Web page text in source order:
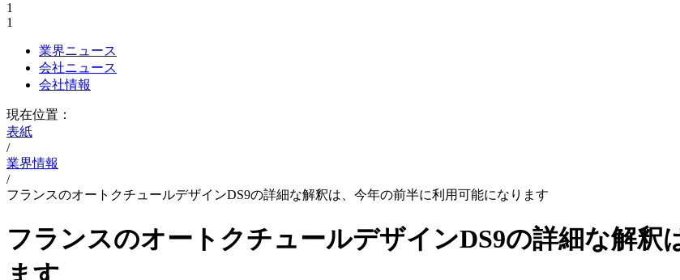
1
1
業界ニュース
会社ニュース
会社情報
現在位置：
表紙
/
業界情報
/
フランスのオートクチュールデザインDS9の詳細な解釈は、今年の前半に利用可能になります
フランスのオートクチュールデザインDS9の詳細な解釈
ます